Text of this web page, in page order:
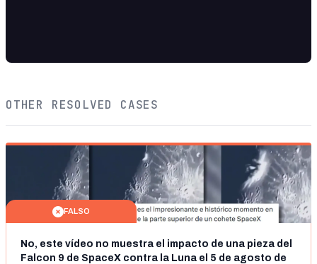
OTHER RESOLVED CASES
FALSO
No, este vídeo no muestra el impacto de una pieza del
Falcon 9 de SpaceX contra la Luna el 5 de agosto de